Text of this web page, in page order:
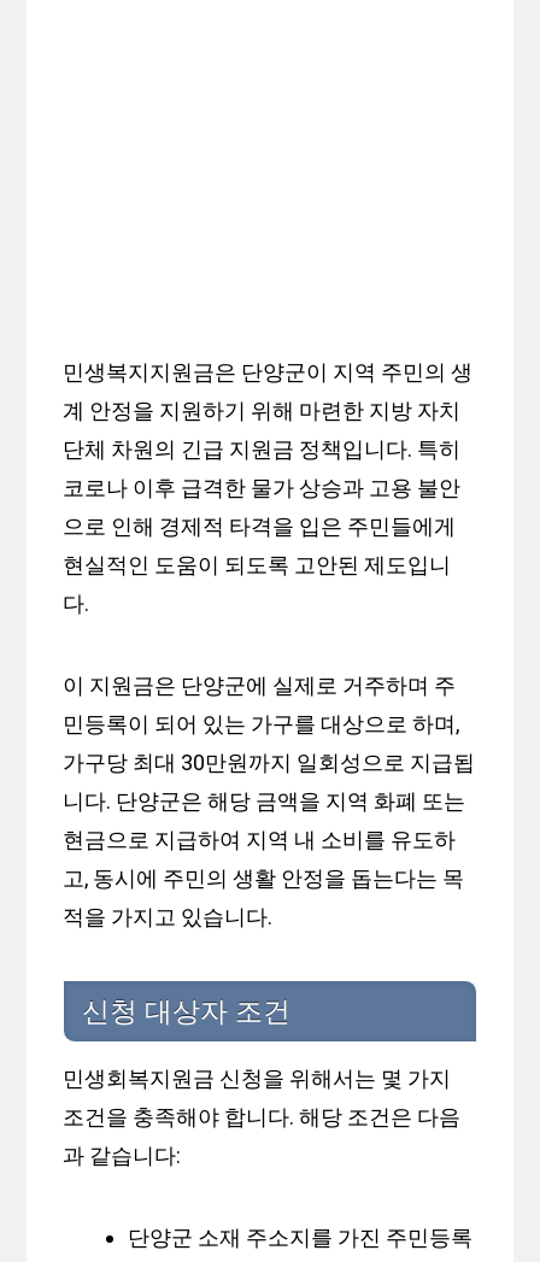
민생복지지원금은 단양군이 지역 주민의 생
계 안정을 지원하기 위해 마련한 지방 자치
단체 차원의 긴급 지원금 정책입니다. 특히
코로나 이후 급격한 물가 상승과 고용 불안
으로 인해 경제적 타격을 입은 주민들에게
현실적인 도움이 되도록 고안된 제도입니
다.
이 지원금은 단양군에 실제로 거주하며 주
민등록이 되어 있는 가구를 대상으로 하며,
가구당 최대 30만원까지 일회성으로 지급됩
니다. 단양군은 해당 금액을 지역 화폐 또는
현금으로 지급하여 지역 내 소비를 유도하
고, 동시에 주민의 생활 안정을 돕는다는 목
적을 가지고 있습니다.
신청 대상자 조건
민생회복지원금 신청을 위해서는 몇 가지
조건을 충족해야 합니다. 해당 조건은 다음
과 같습니다:
단양군 소재 주소지를 가진 주민등록